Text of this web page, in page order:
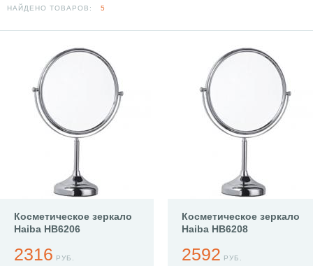
НАЙДЕНО ТОВАРОВ: 5
Косметическое зеркало
Haiba HB6206
2316 РУБ.
Косметическое зеркало
Haiba HB6208
2592 РУБ.